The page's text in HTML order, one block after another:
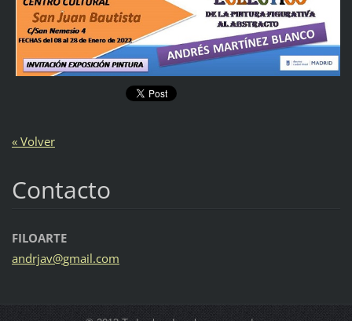
« Volver
Contacto
FILOARTE
andrjav@gmail.com